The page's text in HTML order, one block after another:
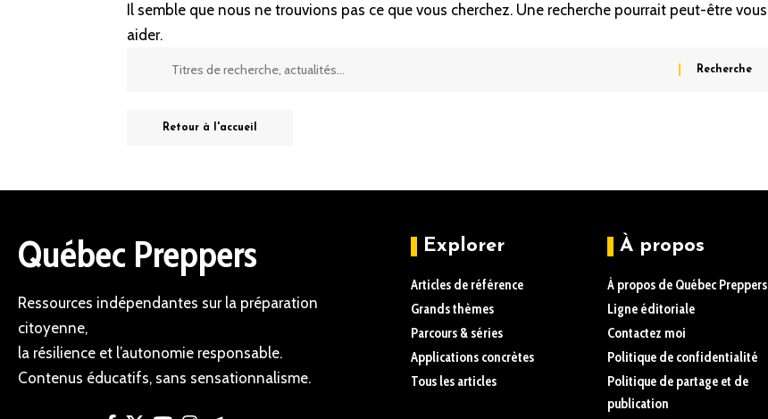
Il semble que nous ne trouvions pas ce que vous cherchez. Une recherche pourrait peut-être vous
aider.
Retour à l'accueil
Québec Preppers
Ressources indépendantes sur la préparation
citoyenne,
la résilience et l’autonomie responsable.
Contenus éducatifs, sans sensationnalisme.
Explorer
Articles de référence
Grands thèmes
Parcours & séries
Applications concrètes
Tous les articles
À propos
À propos de Québec Preppers
Ligne éditoriale
Contactez moi
Politique de confidentialité
Politique de partage et de
publication